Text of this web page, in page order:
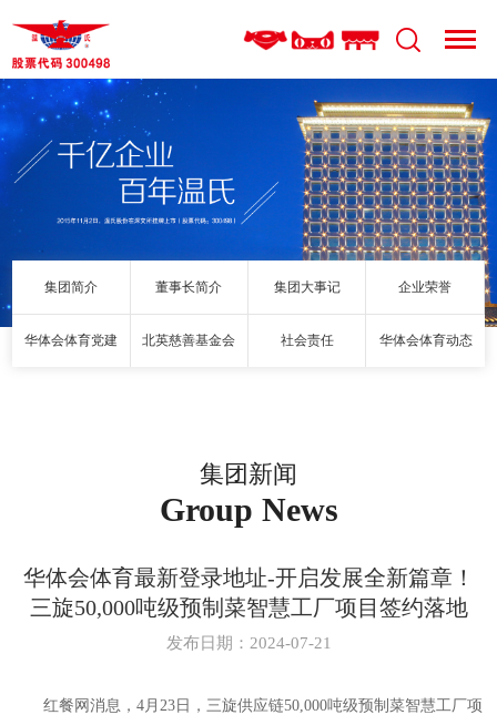
集团简介 董事长简介 集团大事记 企业荣誉
华体会体育党建 北英慈善基金会 社会责任 华体会体育动态
集团新闻
Group News
华体会体育最新登录地址-开启发展全新篇章！
三旋50,000吨级预制菜智慧工厂项目签约落地
发布日期：2024-07-21
红餐网消息，4月23日，三旋供应链50,000吨级预制菜智慧工厂项